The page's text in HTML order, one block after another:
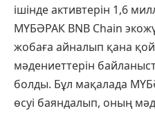
ішінде активтерін 1,6
МҮБӘРАК BNB Chain
жобаға айналып қана
мәдениеттерін
болды. Бұл мақалада
өсуі баяндалып, оның